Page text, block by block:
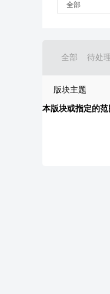
全部
全部 待处
版块主题
本版块或指定的